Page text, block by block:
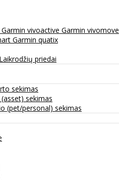
Garmin vivoactive Garmin vivomove
Garmin quatix
Laikrodžių priedai
sekimas
sekimas
(pet/personal) sekimas